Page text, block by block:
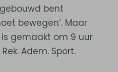
bent
bewegen’. Maar
gemaakt om 9 uur
Adem. Sport.